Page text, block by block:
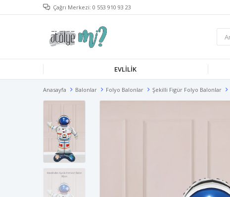
Çağrı Merkezi: 0 553 910 93 23
EVLILIK
Anasayfa Balonlar Folyo Balonlar Şekilli Figür Folyo Balonlar